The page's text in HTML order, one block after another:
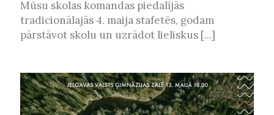
Mūsu skolas komandas piedalījās
tradicionālajās 4. maija stafetēs, godam
pārstāvot skolu un uzrādot lieliskus [...]